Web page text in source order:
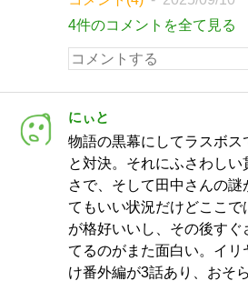
4件のコメントを全て見る
にぃと
物語の黒幕にしてラスボ
と対決。それにふさわし
さで、そして田中さんの
てもいい状況だけどここで
が格好いいし、その後すぐ
てるのがまた面白い。イリ
け番外編が3話あり、おそ